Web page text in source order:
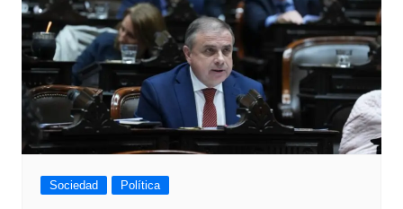
Sociedad Política